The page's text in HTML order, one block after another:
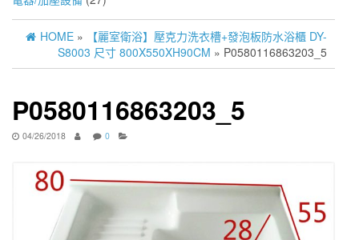
HOME »
【麗室衛浴】壓克力洗衣槽+發泡板防水浴櫃 DY-
S8003 尺寸 800X550XH90CM » P0580116863203_5
P0580116863203_5
04/26/2018 0